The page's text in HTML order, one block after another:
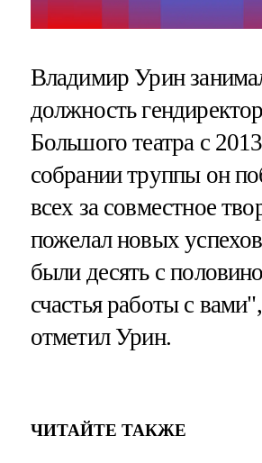
Владимир Урин
должность
Большого театра с
собрании труппы он
всех за совместное
пожелал новых
были десять с
счастья работы с
отметил Урин.
ЧИТАЙТЕ ТАКЖЕ